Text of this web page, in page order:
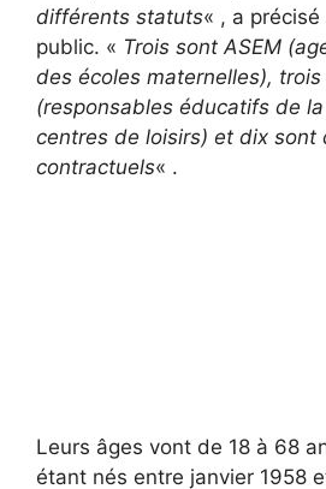
différents statuts« , a
public. « Trois sont ASEM
des écoles maternelles), trois
(responsables éducatifs de
centres de loisirs) et dix sont
contractuels« .
Leurs âges vont de 18 à 68
étant nés entre janvier 1958